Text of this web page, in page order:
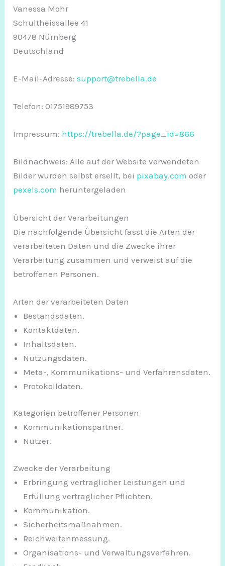
Vanessa Mohr
Schultheissallee 41
90478 Nürnberg
Deutschland
E-Mail-Adresse:support@trebella.de
Telefon: 01751989753
Impressum: https://trebella.de/?page_id=866
Bildnachweis: Alle auf der Website verwendeten
Bilder wurden selbst ersellt, bei pixabay.com oder
pexels.com heruntergeladen
Übersicht der Verarbeitungen
Die nachfolgende Übersicht fasst die Arten der
verarbeiteten Daten und die Zwecke ihrer
Verarbeitung zusammen und verweist auf die
betroffenen Personen.
Arten der verarbeiteten Daten
Bestandsdaten.
Kontaktdaten.
Inhaltsdaten.
Nutzungsdaten.
Meta-, Kommunikations- und Verfahrensdaten.
Protokolldaten.
Kategorien betroffener Personen
Kommunikationspartner.
Nutzer.
Zwecke der Verarbeitung
Erbringung vertraglicher Leistungen und
Erfüllung vertraglicher Pflichten.
Kommunikation.
Sicherheitsmaßnahmen.
Reichweitenmessung.
Organisations- und Verwaltungsverfahren.